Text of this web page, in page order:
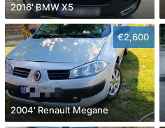
2016' BMW X5
€2,600
2004' Renault Megane